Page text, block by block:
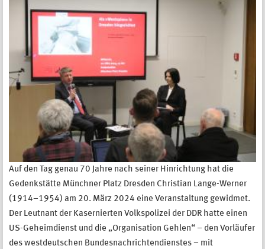
Auf den Tag genau 70 Jahre nach seiner Hinrichtung hat die
Gedenkstätte Münchner Platz Dresden Christian Lange-Werner
(1914–1954) am 20. März 2024 eine Veranstaltung gewidmet.
Der Leutnant der Kasernierten Volkspolizei der DDR hatte einen
US-Geheimdienst und die „Organisation Gehlen“ – den Vorläufer
des westdeutschen Bundesnachrichtendienstes – mit